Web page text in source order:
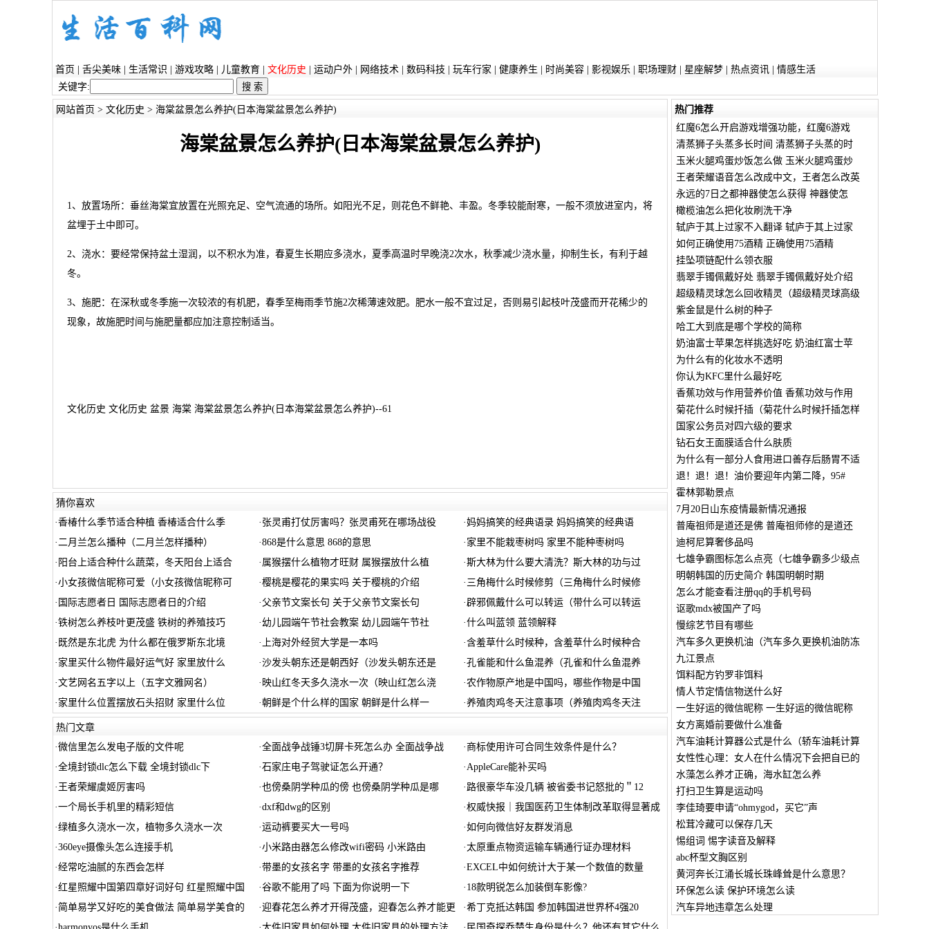
首页 舌尖美味| 生活常识 游戏攻略| 儿童教育| 文化历史 运动户外| 网络技术| 数码科技 玩车行家 健康养生 时尚美容| 影视娱乐 职场理财| 星座解梦| 热点资讯| 情感生活
关键字:
网站首页 > 文化历史 > 海棠盆景怎么养护(日本海棠盆景怎么养护)
海棠盆景怎么养护(日本海棠盆景怎么养护)
1、放置场所：垂丝海棠宜放置在光照充足、空气流通的场所。如阳光不足，则花色不鲜艳、丰盈。冬季较能耐寒，一般不须放进室内，将
盆埋于土中即可。
2、浇水：要经常保持盆土湿润，以不积水为准，春夏生长期应多浇水，夏季高温时早晚浇2次水，秋季减少浇水量，抑制生长，有利于越
冬。
3、施肥：在深秋或冬季施一次较浓的有机肥，春季至梅雨季节施2次稀薄速效肥。肥水一般不宜过足，否则易引起枝叶茂盛而开花稀少的
现象，故施肥时间与施肥量都应加注意控制适当。
文化历史 文化历史 盆景 海棠 海棠盆景怎么养护(日本海棠盆景怎么养护)--61
猜你喜欢
·香椿什么季节适合种植 香椿适合什么季 · 张灵甫打仗厉害吗？张灵甫死在哪场战役 ·妈妈搞笑的经典语录 妈妈搞笑的经典语
·二月兰怎么播种（二月兰怎样播种） ·868是什么意思 868的意思 · 家里不能栽枣树吗 家里不能种枣树吗
· 阳台上适合种什么蔬菜，冬天阳台上适合 · 属猴摆什么植物才旺财 属猴摆放什么植 ·斯大林为什么要大清洗？斯大林的功与过
·小女孩微信昵称可爱（小女孩微信昵称可 ·樱桃是樱花的果实吗 关于樱桃的介绍 · 三角梅什么时候修剪（三角梅什么时候修
· 国际志愿者日 国际志愿者日的介绍 · 父亲节文案长句 关于父亲节文案长句 ·辟邪佩戴什么可以转运（带什么可以转运
·铁树怎么养枝叶更茂盛 铁树的养殖技巧 ·幼儿园端午节社会教案 幼儿园端午节社 ·什么叫蓝领 蓝领解释
· 既然是东北虎 为什么都在俄罗斯东北境 · 上海对外经贸大学是一本吗 ·含羞草什么时候种，含羞草什么时候种合
· 家里买什么物件最好运气好 家里放什么 ·沙发头朝东还是朝西好（沙发头朝东还是 ·孔雀能和什么鱼混养（孔雀和什么鱼混养
·文艺网名五字以上（五字文雅网名） · 映山红冬天多久浇水一次（映山红怎么浇 ·农作物原产地是中国吗，哪些作物是中国
· 家里什么位置摆放石头招财 家里什么位 ·朝鲜是个什么样的国家 朝鲜是什么样一 ·养殖肉鸡冬天注意事项（养殖肉鸡冬天注
热门文章
·微信里怎么发电子版的文件呢 ·全面战争战锤3切屏卡死怎么办 全面战争战 ·商标使用许可合同生效条件是什么？
·全境封锁dlc怎么下载 全境封锁dlc下 ·石家庄电子驾驶证怎么开通？ ·AppleCare能补买吗
· 王者荣耀虞姬厉害吗 ·也傍桑阴学种瓜的傍 也傍桑阴学种瓜是哪 · 路很豪华车没几辆 被省委书记怒批的＂12
·一个局长手机里的精彩短信 ·dxf和dwg的区别 ·权威快报｜我国医药卫生体制改革取得显著成
·绿植多久浇水一次，植物多久浇水一次 ·运动裤要买大一号吗 ·如何向微信好友群发消息
·360eye摄像头怎么连接手机 ·小米路由器怎么修改wifi密码 小米路由 ·太原重点物资运输车辆通行证办理材料
·经常吃油腻的东西会怎样 ·带墨的女孩名字 带墨的女孩名字推荐 ·EXCEL中如何统计大于某一个数值的数量
·红星照耀中国第四章好词好句 红星照耀中国 ·谷歌不能用了吗 下面为你说明一下 · 18款明锐怎么加装倒车影像?
·简单易学又好吃的美食做法 简单易学美食的 ·迎春花怎么养才开得茂盛，迎春怎么养才能更 ·希丁克抵达韩国 参加韩国进世界杯4强20
热门推荐
红魔6怎么开启游戏增强功能，红魔6游戏
清蒸狮子头蒸多长时间 清蒸狮子头蒸的时
玉米火腿鸡蛋炒饭怎么做 玉米火腿鸡蛋炒
王者荣耀语音怎么改成中文，王者怎么改英
永远的7日之都神器使怎么获得 神器使怎
橄榄油怎么把化妆刷洗干净
轼庐于其上过家不入翻译 轼庐于其上过家
如何正确使用75酒精 正确使用75酒精
挂坠项链配什么领衣服
翡翠手镯佩戴好处 翡翠手镯佩戴好处介绍
超级精灵球怎么回收精灵（超级精灵球高级
紫金鼠是什么树的种子
哈工大到底是哪个学校的简称
奶油富士苹果怎样挑选好吃 奶油红富士苹
为什么有的化妆水不透明
你认为KFC里什么最好吃
香蕉功效与作用营养价值 香蕉功效与作用
菊花什么时候扦插（菊花什么时候扦插怎样
国家公务员对四六级的要求
钻石女王面膜适合什么肤质
为什么有一部分人食用进口善存后肠胃不适
退！退！退！油价要迎年内第二降，95#
霍林郭勒景点
7月20日山东疫情最新情况通报
普庵祖师是道还是佛 普庵祖师修的是道还
迪柯尼算奢侈品吗
七雄争霸图标怎么点亮（七雄争霸多少级点
明朝韩国的历史简介 韩国明朝时期
怎么才能查看注册qq的手机号码
讴歌mdx被国产了吗
慢综艺节目有哪些
汽车多久更换机油（汽车多久更换机油防冻
九江景点
饵料配方钓罗非饵料
情人节定情信物送什么好
一生好运的微信昵称 一生好运的微信昵称
女方离婚前要做什么准备
汽车油耗计算器公式是什么（轿车油耗计算
女性性心理：女人在什么情况下会把自已的
水藻怎么养才正确，海水缸怎么养
打扫卫生算是运动吗
李佳琦要申请“ohmygod，买它”声
松茸冷藏可以保存几天
惕组词 惕字读音及解释
abc杯型文胸区别
黄河奔长江涌长城长珠峰耸是什么意思？
环保怎么读 保护环境怎么读
汽车异地违章怎么处理